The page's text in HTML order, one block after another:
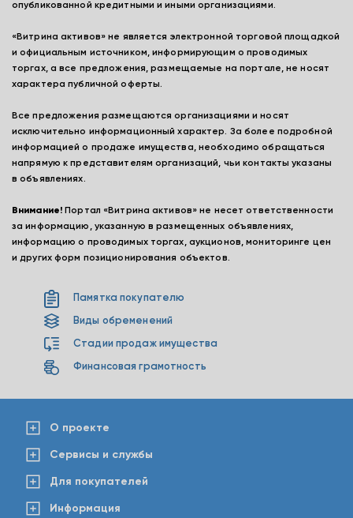
опубликованной кредитными и иными организациями.
«Витрина активов» не является электронной торговой площадкой
и официальным источником, информирующим о проводимых
торгах, а все предложения, размещаемые на портале, не носят
характера публичной оферты.
Все предложения размещаются организациями и носят
исключительно информационный характер. За более подробной
информацией о продаже имущества, необходимо обращаться
напрямую к представителям организаций, чьи контакты указаны
в объявлениях.
Внимание! Портал «Витрина активов» не несет ответственности
за информацию, указанную в размещенных объявлениях,
информацию о проводимых торгах, аукционов, мониторинге цен
и других форм позиционирования объектов.
Памятка покупателю
Виды обременений
Стадии продаж имущества
Финансовая грамотность
О проекте
Сервисы и службы
Для покупателей
Информация